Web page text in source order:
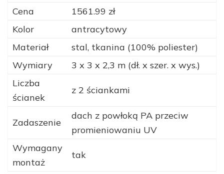
Cena
1561.99 zł
Kolor
antracytowy
Materiał
stal, tkanina (100% poliester)
Wymiary
3 x 3 x 2,3 m (dł. x szer. x wys.)
Liczba
ścianek
z 2 ściankami
Zadaszenie
dach z powłoką PA przeciw
promieniowaniu UV
Wymagany
montaż
tak